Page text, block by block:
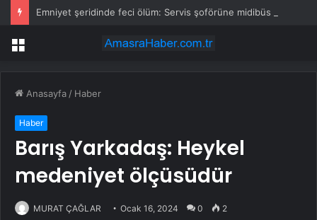
Menü
Anasayfa / Haber
Haber
Barış Yarkadaş: Heykel
medeniyet ölçüsüdür
MURAT ÇAĞLAR Ocak 16, 2024 0 2